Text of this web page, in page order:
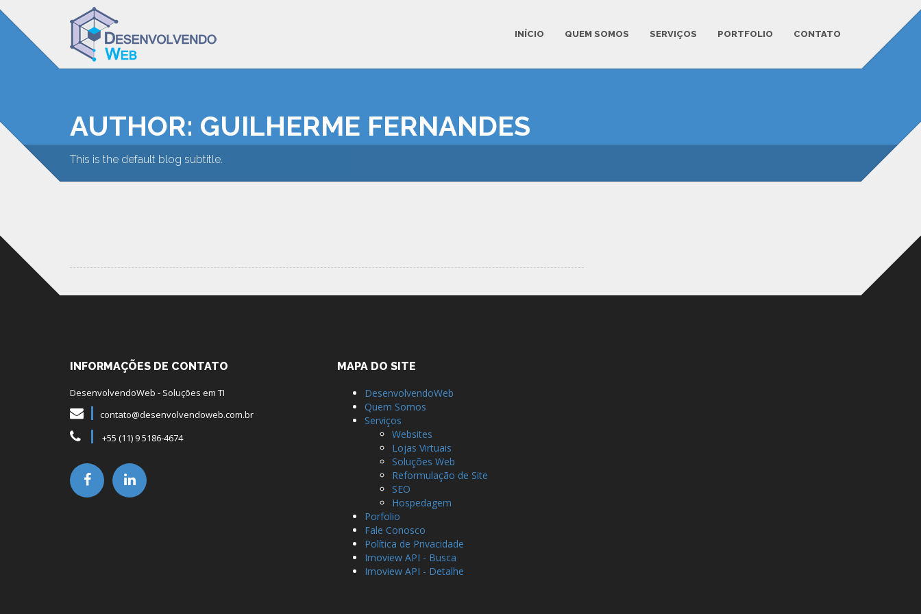
INÍCIO QUEM SOMOS SERVIÇOS PORTFOLIO CONTATO
AUTHOR: GUILHERME FERNANDES
This is the default blog subtitle.
INFORMAÇÕES DE CONTATO
DesenvolvendoWeb - Soluções em TI
contato@desenvolvendoweb.com.br
+55 (11) 9 5186-4674
MAPA DO SITE
DesenvolvendoWeb
Quem Somos
Serviços
Websites
Lojas Virtuais
Soluções Web
Reformulação de Site
SEO
Hospedagem
Porfolio
Fale Conosco
Política de Privacidade
Imoview API - Busca
Imoview API - Detalhe